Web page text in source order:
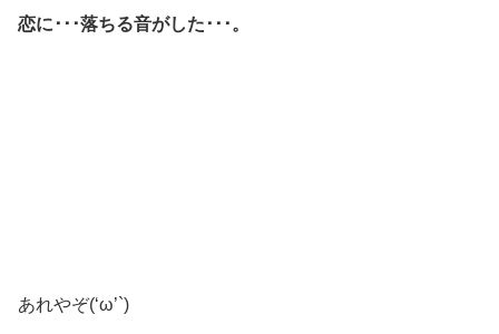
恋に･･･落ちる音がした･･･。
あれやぞ(‘ω’`)